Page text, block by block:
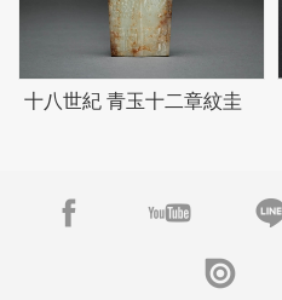
十八世紀 青玉十二章紋圭